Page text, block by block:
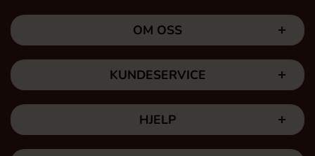
OM OSS
KUNDESERVICE
HJELP